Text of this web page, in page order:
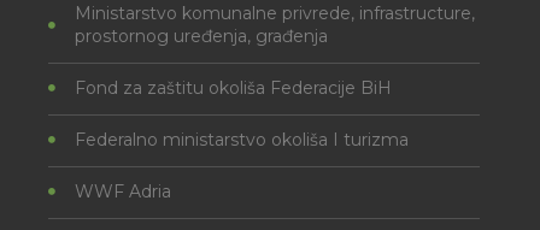
Ministarstvo komunalne privrede, infrastructure,
prostornog uređenja, građenja
Fond za zaštitu okoliša Federacije BiH
Federalno ministarstvo okoliša I turizma
WWF Adria